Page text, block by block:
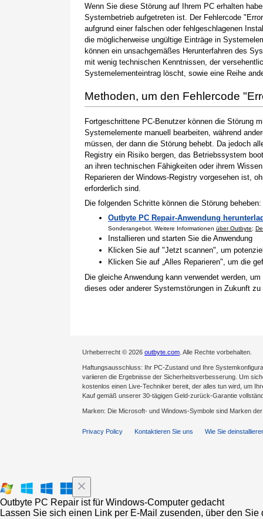
Wenn Sie diese Störung auf Ihrem PC erhalten
Systembetrieb aufgetreten ist. Der Fehlercode
aufgrund einer falschen oder fehlgeschlagenen
die möglicherweise ungültige Einträge in
können ein unsachgemäßes Herunterfahren des
mit wenig technischen Kenntnissen, der
Systemelementeintrag löscht, sowie eine Reihe
Methoden, um den Fehlercode
Fortgeschrittene PC-Benutzer können die Störung
Systemelemente manuell bearbeiten, während
müssen, der dann die Störung behebt. Da jedoch
Registry ein Risiko bergen, das Betriebssystem
an ihren technischen Fähigkeiten oder ihrem
Reparieren der Windows-Registry vorgesehen ist,
erforderlich sind.
Die folgenden Schritte können die Störung beheben:
Outbyte PC Repair-Anwendung
Sonderangebot. Weitere Informationen über Outbyte;
Installieren und starten Sie die Anwendung
Klicken Sie auf "Jetzt scannen", um
Klicken Sie auf „Alles Reparieren", um die
Die gleiche Anwendung kann verwendet werden,
dieses oder anderer Systemstörungen in Zukunft zu
Urheberrecht © 2026 outbyte.com . Alle Rechte vorbehalten.
Haftungsausschluss: Ihr PC-Zustand und Ihre
variieren die Ergebnisse der Sicherheitsverbesserung. Um
kostenlos einen Live-Techniker bereit, der alles tun wird, um
Kauf gemäß unserer 30-tägigen Geld-zurück-Garantie
Marken: Die Microsoft- und Windows-Symbole sind Marken
Privacy Policy Kontaktieren Sie uns Wie Sie
Outbyte PC Repair ist für Windows-Computer gedacht
Lassen Sie sich einen Link per E-Mail zusenden, über den